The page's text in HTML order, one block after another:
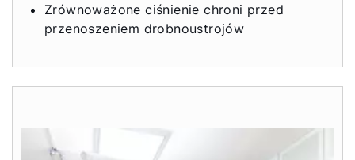
Zrównoważone ciśnienie chroni przed
przenoszeniem drobnoustrojów